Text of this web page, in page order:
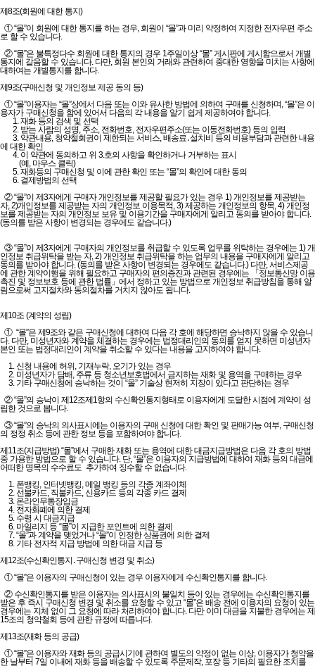
제8조(회원에 대한 통지)
① “몰”이 회원에 대한 통지를 하는 경우, 회원이 “몰”과 미리 약정하여 지정한 전자우편 주소
로 할 수 있습니다.
② “몰”은 불특정다수 회원에 대한 통지의 경우 1주일이상 “몰” 게시판에 게시함으로서 개별
통지에 갈음할 수 있습니다. 다만, 회원 본인의 거래와 관련하여 중대한 영향을 미치는 사항에
대하여는 개별통지를 합니다.
제9조(구매신청 및 개인정보 제공 동의 등)
① “몰”이용자는 “몰”상에서 다음 또는 이와 유사한 방법에 의하여 구매를 신청하며, “몰”은 이
용자가 구매신청을 함에 있어서 다음의 각 내용을 알기 쉽게 제공하여야 합니다.
1. 재화 등의 검색 및 선택
2. 받는 사람의 성명, 주소, 전화번호, 전자우편주소(또는 이동전화번호) 등의 입력
3. 약관내용, 청약철회권이 제한되는 서비스, 배송료․설치비 등의 비용부담과 관련한 내용
에 대한 확인
4. 이 약관에 동의하고 위 3.호의 사항을 확인하거나 거부하는 표시
(예, 마우스 클릭)
5. 재화등의 구매신청 및 이에 관한 확인 또는 “몰”의 확인에 대한 동의
6. 결제방법의 선택
② “몰”이 제3자에게 구매자 개인정보를 제공할 필요가 있는 경우 1) 개인정보를 제공받는
자, 2)개인정보를 제공받는 자의 개인정보 이용목적, 3) 제공하는 개인정보의 항목, 4) 개인정
보를 제공받는 자의 개인정보 보유 및 이용기간을 구매자에게 알리고 동의를 받아야 합니다.
(동의를 받은 사항이 변경되는 경우에도 같습니다.)
③ “몰”이 제3자에게 구매자의 개인정보를 취급할 수 있도록 업무를 위탁하는 경우에는 1) 개
인정보 취급위탁을 받는 자, 2) 개인정보 취급위탁을 하는 업무의 내용을 구매자에게 알리고
동의를 받아야 합니다. (동의를 받은 사항이 변경되는 경우에도 같습니다.) 다만, 서비스제공
에 관한 계약이행을 위해 필요하고 구매자의 편의증진과 관련된 경우에는 「정보통신망 이용
촉진 및 정보보호 등에 관한 법률」에서 정하고 있는 방법으로 개인정보 취급방침을 통해 알
림으로써 고지절차와 동의절차를 거치지 않아도 됩니다.
제10조 (계약의 성립)
① “몰”은 제9조와 같은 구매신청에 대하여 다음 각 호에 해당하면 승낙하지 않을 수 있습니
다. 다만, 미성년자와 계약을 체결하는 경우에는 법정대리인의 동의를 얻지 못하면 미성년자
본인 또는 법정대리인이 계약을 취소할 수 있다는 내용을 고지하여야 합니다.
1. 신청 내용에 허위, 기재누락, 오기가 있는 경우
2. 미성년자가 담배, 주류 등 청소년보호법에서 금지하는 재화 및 용역을 구매하는 경우
3. 기타 구매신청에 승낙하는 것이 “몰” 기술상 현저히 지장이 있다고 판단하는 경우
② “몰”의 승낙이 제12조제1항의 수신확인통지형태로 이용자에게 도달한 시점에 계약이 성
립한 것으로 봅니다.
③ “몰”의 승낙의 의사표시에는 이용자의 구매 신청에 대한 확인 및 판매가능 여부, 구매신청
의 정정 취소 등에 관한 정보 등을 포함하여야 합니다.
제11조(지급방법) “몰”에서 구매한 재화 또는 용역에 대한 대금지급방법은 다음 각 호의 방법
중 가용한 방법으로 할 수 있습니다. 단, “몰”은 이용자의 지급방법에 대하여 재화 등의 대금에
어떠한 명목의 수수료도 추가하여 징수할 수 없습니다.
1. 폰뱅킹, 인터넷뱅킹, 메일 뱅킹 등의 각종 계좌이체
2. 선불카드, 직불카드, 신용카드 등의 각종 카드 결제
3. 온라인무통장입금
4. 전자화폐에 의한 결제
5. 수령 시 대금지급
6. 마일리지 등 “몰”이 지급한 포인트에 의한 결제
7. “몰”과 계약을 맺었거나 “몰”이 인정한 상품권에 의한 결제
8. 기타 전자적 지급 방법에 의한 대금 지급 등
제12조(수신확인통지․구매신청 변경 및 취소)
① “몰”은 이용자의 구매신청이 있는 경우 이용자에게 수신확인통지를 합니다.
② 수신확인통지를 받은 이용자는 의사표시의 불일치 등이 있는 경우에는 수신확인통지를
받은 후 즉시 구매신청 변경 및 취소를 요청할 수 있고 “몰”은 배송 전에 이용자의 요청이 있는
경우에는 지체 없이 그 요청에 따라 처리하여야 합니다. 다만 이미 대금을 지불한 경우에는 제
15조의 청약철회 등에 관한 규정에 따릅니다.
제13조(재화 등의 공급)
① “몰”은 이용자와 재화 등의 공급시기에 관하여 별도의 약정이 없는 이상, 이용자가 청약을
한 날부터 7일 이내에 재화 등을 배송할 수 있도록 주문제작, 포장 등 기타의 필요한 조치를